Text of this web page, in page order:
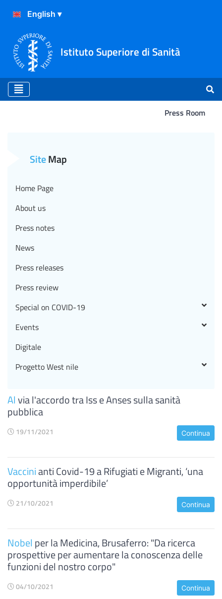
Istituto Superiore di Sanità
Press Room
Alvia l'accordo tra Iss e Anses sulla sanità
pubblica
19/11/2021 Continua
Vaccinianti Covid-19 a Rifugiati e Migranti, ‘una
opportunità imperdibile’
21/10/2021 Continua
Nobel per la Medicina, Brusaferro: "Da ricerca
prospettive per aumentare la conoscenza delle
funzioni del nostro corpo"
04/10/2021 Continua
SiteMap
Home Page
About us
Press notes
News
Press releases
Press review
Special on COVID-19
Events
Digitale
Progetto West nile